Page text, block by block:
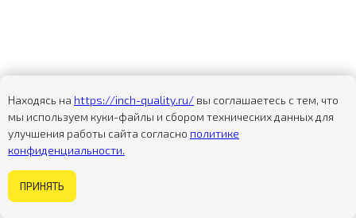
4, литера А
Телефон
8 (800) 600-32-66
Почта
team@inch-quality.com
Находясь на https://inch-quality.ru/ вы соглашаетесь с тем, что
мы используем куки-файлы и сбором технических данных для
улучшения работы сайта согласно политике
конфиденциальности.
ПРИНЯТЬ